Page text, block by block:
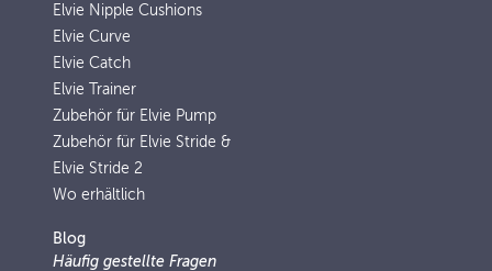
Elvie Nipple Cushions
Elvie Curve
Elvie Catch
Elvie Trainer
Zubehör für Elvie Pump
Zubehör für Elvie Stride &
Elvie Stride 2
Wo erhältlich
Blog
Häufig gestellte Fragen